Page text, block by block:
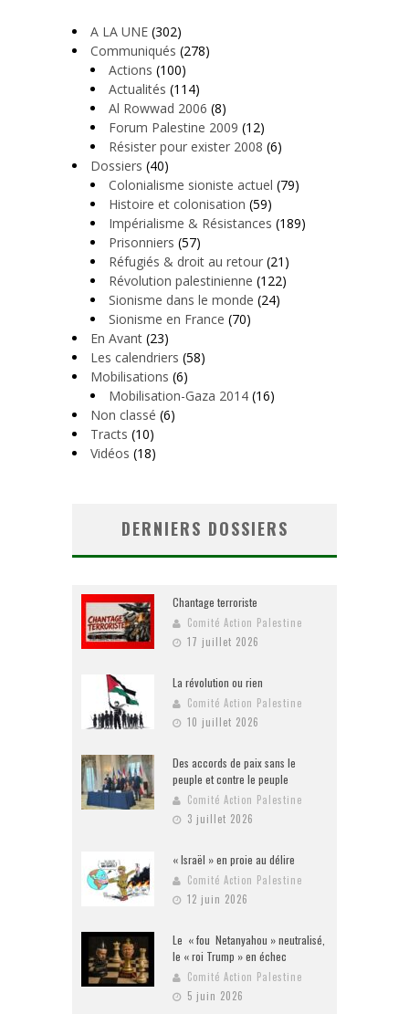
A LA UNE (302)
Communiqués (278)
Actions (100)
Actualités (114)
Al Rowwad 2006 (8)
Forum Palestine 2009 (12)
Résister pour exister 2008 (6)
Dossiers (40)
Colonialisme sioniste actuel (79)
Histoire et colonisation (59)
Impérialisme & Résistances (189)
Prisonniers (57)
Réfugiés & droit au retour (21)
Révolution palestinienne (122)
Sionisme dans le monde (24)
Sionisme en France (70)
En Avant (23)
Les calendriers (58)
Mobilisations (6)
Mobilisation-Gaza 2014 (16)
Non classé (6)
Tracts (10)
Vidéos (18)
DERNIERS DOSSIERS
Chantage terroriste
Comité Action Palestine
17 juillet 2026
La révolution ou rien
Comité Action Palestine
10 juillet 2026
Des accords de paix sans le
peuple et contre le peuple
Comité Action Palestine
3 juillet 2026
« Israël » en proie au délire
Comité Action Palestine
12 juin 2026
Le « fou Netanyahou » neutralisé,
le « roi Trump » en échec
Comité Action Palestine
5 juin 2026